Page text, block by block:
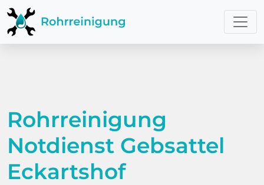
Rohrreinigung
Notdienst Gebsattel
Eckartshof